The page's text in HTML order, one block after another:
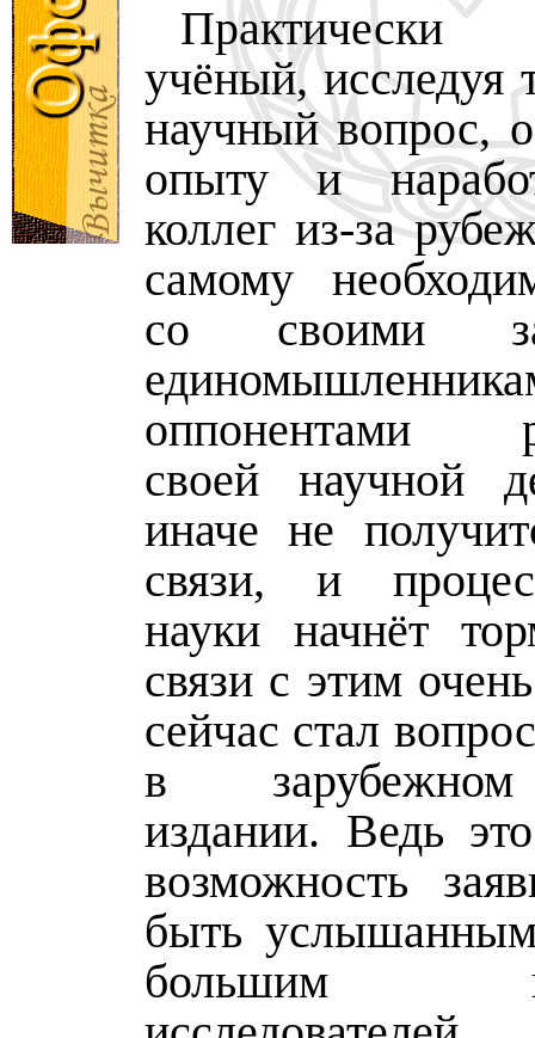
учёный, исследуя
научный вопрос,
опыту и
коллег из-за
самому
со своими
оппонентами
своей научной
иначе не
связи, и
науки начнёт
связи с этим
сейчас стал
в
издании. Ведь
возможность
быть
большим